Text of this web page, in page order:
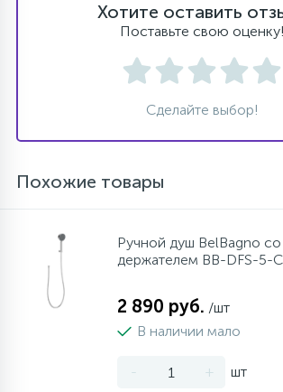
Хотите оставить
Поставьте свою оценку!
Сделайте выбор!
Похожие товары
Ручной душ BelBagno
держателем BB-DFS-5-
2 890 руб. /шт
В наличии мало
- + шт